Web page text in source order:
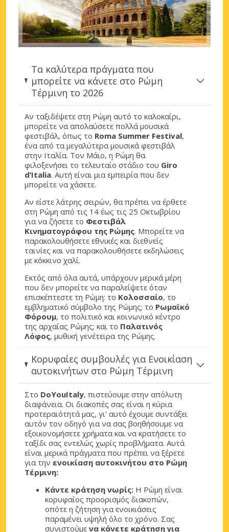
Τα καλύτερα πράγματα που
μπορείτε να κάνετε στο Ρώμη
Τέρμινη το 2026
Αν ταξιδέψετε στη Ρώμη αυτό το καλοκαίρι,
μπορείτε να απολαύσετε πολλά μουσικά
φεστιβάλ, όπως το Roma Summer Festival,
ένα από τα μεγαλύτερα μουσικά φεστιβάλ
στην Ιταλία. Τον Μάιο, η Ρώμη θα
φιλοξενήσει το τελευταίο στάδιο του Giro
d’Italia. Αυτή είναι μια εμπειρία που δεν
μπορείτε να χάσετε.
Αν είστε λάτρης σειρών, θα πρέπει να έρθετε
στη Ρώμη από τις 14 έως τις 25 Οκτωβρίου
για να ζήσετε το Φεστιβάλ
Κινηματογράφου της Ρώμης. Μπορείτε να
παρακολουθήσετε εθνικές και διεθνείς
ταινίες και να παρακολουθήσετε εκδηλώσεις
με κόκκινο χαλί.
Εκτός από όλα αυτά, υπάρχουν μερικά μέρη
που δεν μπορείτε να παραλείψετε όταν
επισκέπτεστε τη Ρώμη: το Κολοσσαίο, το
εμβληματικό σύμβολο της Ρώμης; το Ρωμαϊκό
Φόρουμ, το πολιτικό και κοινωνικό κέντρο
της αρχαίας Ρώμης; και το Παλατινός
Λόφος, μυθική γενέτειρα της Ρώμης.
Κορυφαίες συμβουλές για Ενοικίαση
αυτοκινήτων στο Ρώμη Τέρμινη
Στο DoYouItaly, πιστεύουμε στην απόλυτη
διαφάνεια. Οι διακοπές σας είναι η κύρια
προτεραιότητά μας, γι' αυτό έχουμε συντάξει
αυτόν τον οδηγό για να σας βοηθήσουμε να
εξοικονομήσετε χρήματα και να κρατήσετε το
ταξίδι σας εντελώς χωρίς προβλήματα. Αυτά
είναι μερικά πράγματα που πρέπει να ξέρετε
για την ενοικίαση αυτοκινήτου στο Ρώμη
Τέρμινη:
Κάντε κράτηση νωρίς: Η Ρώμη είναι
κορυφαίος προορισμός διακοπών,
οπότε η ζήτηση για ενοικιάσεις
παραμένει υψηλή όλο το χρόνο. Σας
συνιστούμε να κάνετε κράτηση για